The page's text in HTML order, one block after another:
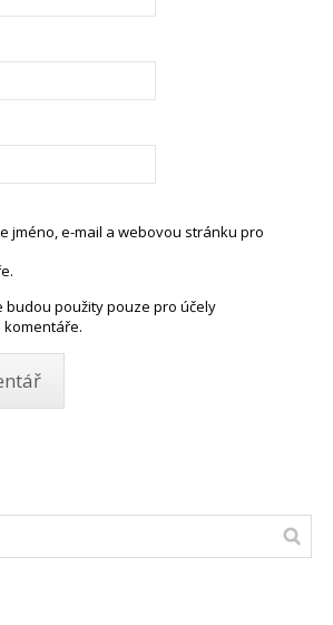
jméno, e-mail a webovou stránku pro
budou použity pouze pro účely